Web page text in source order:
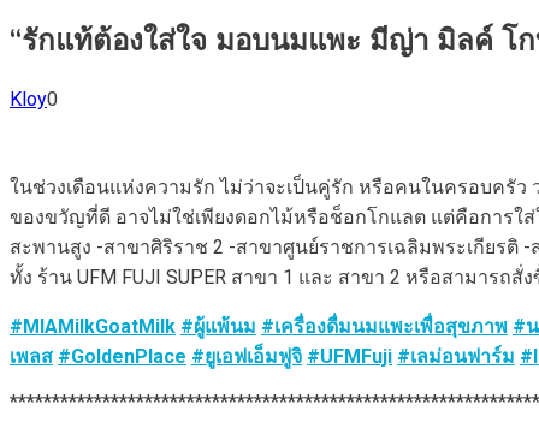
“รักแท้ต้องใส่ใจ มอบนมแพะ มีญ่า มิลค์ โ
Kloy0
ในช่วงเดือนแห่งความรัก ไม่ว่าจะเป็นคู่รัก หรือคนในครอบครั
ของขวัญที่ดี อาจไม่ใช่เพียงดอกไม้หรือช็อกโกแลต แต่คือการใ
สะพานสูง -สาขาศิริราช 2 -สาขาศูนย์ราชการเฉลิมพระเกียรติ
ทั้ง ร้าน UFM FUJI SUPER สาขา 1 และ สาขา 2 หรือสามารถสั่
#MIAMilkGoatMilk #ผู้แพ้นม #เครื่องดื่มนมแพะเพื่อสุขภาพ #
เพลส #GoldenPlace #ยูเอฟเอ็มฟูจิ #UFMFuji #เลม่อนฟาร์ม